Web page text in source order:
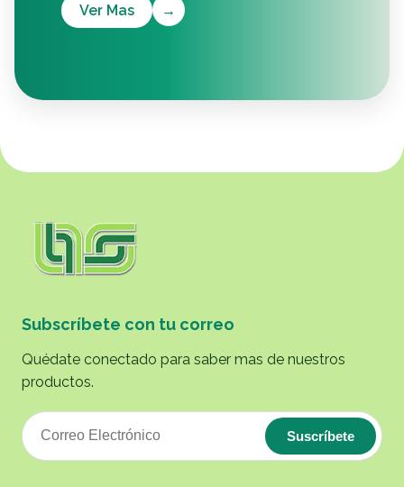
Ver Mas →
Subscríbete con tu correo
Quédate conectado para saber mas de nuestros
productos.
Suscríbete